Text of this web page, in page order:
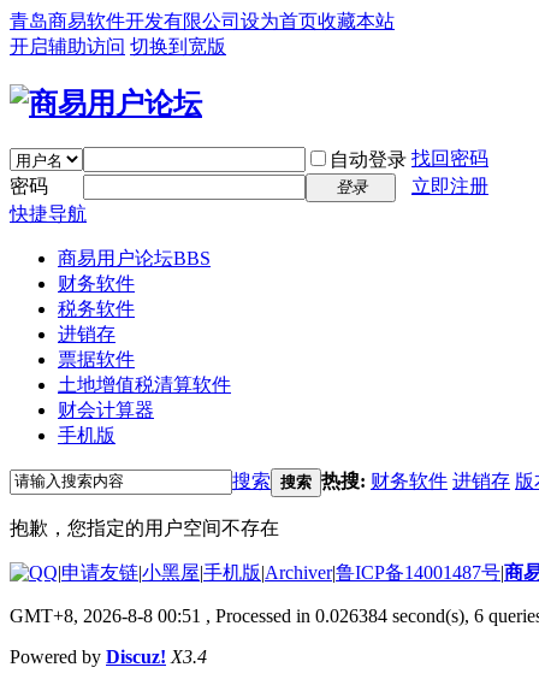
青岛商易软件开发有限公司 设为首页收藏本站
开启辅助访问 切换到宽版
自动登录 找回密码
密码
登录
立即注册
快捷导航
商易用户论坛BBS
财务软件
税务软件
进销存
票据软件
土地增值税清算软件
财会计算器
手机版
搜索 搜索 热搜: 财务软件 进销存 版
抱歉，您指定的用户空间不存在
|申请友链|小黑屋|手机版|Archiver|鲁ICP备14001487号|商
GMT+8, 2026-8-8 00:51 , Processed in 0.026384 second(s), 6
Powered by Discuz! X3.4